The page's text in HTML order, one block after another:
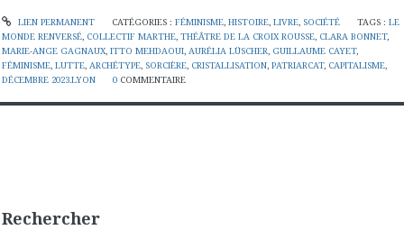
LIEN PERMANENT CATÉGORIES : FÉMINISME, HISTOIRE, LIVRE, SOCIÉTÉ TAGS :LE
MONDE RENVERSÉ, COLLECTIF MARTHE, THÉÂTRE DE LA CROIX ROUSSE, CLARA BONNET,
MARIE-ANGE GAGNAUX, ITTO MEHDAOUI, AURÉLIA LÜSCHER, GUILLAUME CAYET,
FÉMINISME, LUTTE, ARCHÉTYPE, SORCIÈRE, CRISTALLISATION, PATRIARCAT, CAPITALISME,
DÉCEMBRE 2023.LYON
0 COMMENTAIRE
Rechercher